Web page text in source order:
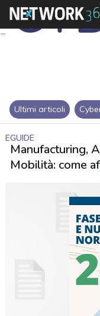
Ultimi articoli
EGUIDE
Manufacturing,
Mobilità: come